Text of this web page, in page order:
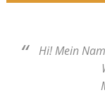
Hi! Mein